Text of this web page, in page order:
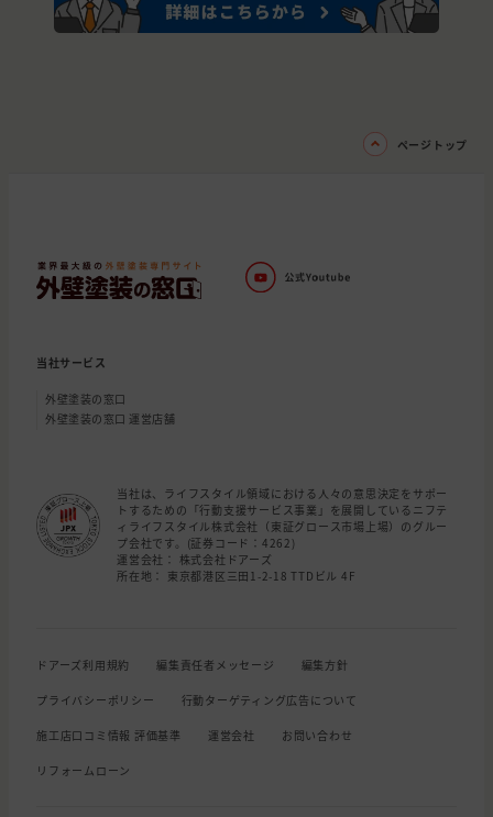
ページトップ
当社サービス
外壁塗装の窓口
外壁塗装の窓口 運営店舗
当社は、ライフスタイル領域における人々の意思決定をサポー
トするための「行動支援サービス事業」を展開しているニフテ
ィライフスタイル株式会社（東証グロース市場上場）のグルー
プ会社です。(証券コード：4262)
運営会社： 株式会社ドアーズ
所在地： 東京都港区三田1-2-18 TTDビル 4F
ドアーズ利用規約 編集責任者メッセージ 編集方針
プライバシーポリシー 行動ターゲティング広告について
施工店口コミ情報 評価基準 運営会社 お問い合わせ
リフォームローン